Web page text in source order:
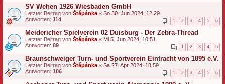
SV Wehen 1926 Wiesbaden GmbH
Letzter Beitrag von Štěpánka « So 30. Jun 2024, 12:29
Antworten: 114 1 2 3 4 5 6
Meidericher Spielverein 02 Duisburg - Der Zebra-Thread
Letzter Beitrag von Štěpánka « Mi 5. Jun 2024, 10:51
Antworten: 89 1 2 3 4 5
Braunschweiger Turn- und Sportverein Eintracht von 1895 e.V.
Letzter Beitrag von Štěpánka « Sa 27. Apr 2024, 18:59
Antworten: 106 1 2 3 4 5 6